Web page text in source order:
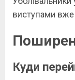
виступами
Куди